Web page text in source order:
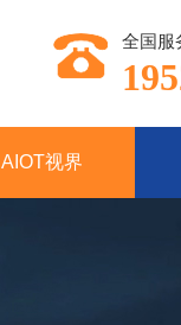
全国服
AIOT视界